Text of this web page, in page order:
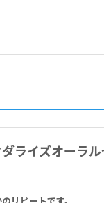
＜90/50mmHg）又
ライズオーラ